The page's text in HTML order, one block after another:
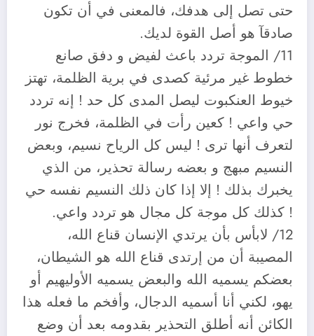
حتى تصل إلى هدفك، فالمعنى في أن تكون
صادقآ هو أصل القوة لديك.
11/ الموجة تردد باعث لفيض و دفق صانع
خطوط غير مرئية كصدى في برية الظلمة، تهتز
خيوط العنكبوت ليصل المدى كل حد ! إنه تردد
حي واعي ! كعين رأت في الظلمة، فخرج نور
لتعرف أنها ترى ! ليس كل الرياح نسيم، وبعض
النسيم مبهج و بعضه رسالة تحذير، من الذي
يخبرك بذلك ! إلا إذا كان ذلك النسيم نفسه حي
! كذلك كل موجة كل مجال هو تردد واعي.
12/ لابأس بأن يرتدي الإنسان قناع الله،
المصيبة أن من إرتدى قناع الله هو الشيطان،
بعضكم يسميه الله والبعض يسميه الأوليهيم أو
يهو، لكني أنا أسميه الدجال، وأفخم ما فعله هذا
الكائن أنه أطلق التحذير بقدومه بعد أن وضع